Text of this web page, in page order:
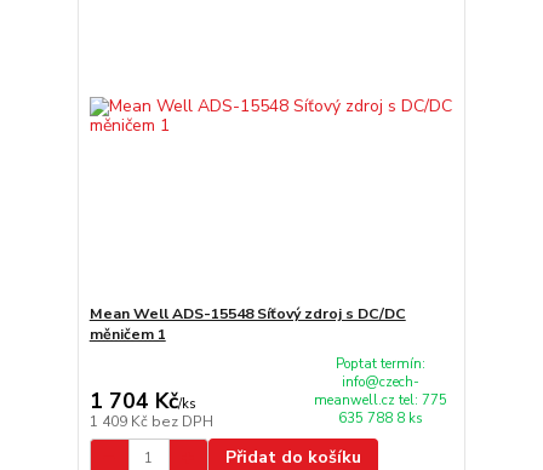
Mean Well ADS-15548 Síťový zdroj s DC/DC
měničem 1
1 704 Kč/ks
1 409 Kč bez DPH
Poptat termín:
info@czech-
meanwell.cz tel: 775
635 788 8 ks
Přidat do košíku